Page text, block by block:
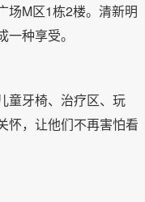
场M区1栋2楼。清新明
种享受。
童牙椅、治疗区、玩
怀，让他们不再害怕看